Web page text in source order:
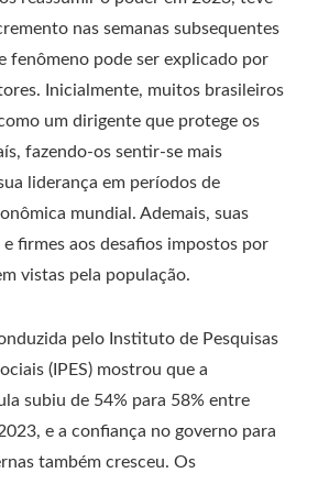
nas semanas subsequentes
fenômeno pode ser explicado por
Inicialmente, muitos brasileiros
um dirigente que protege os
fazendo-os sentir-se mais
liderança em períodos de
mundial. Ademais, suas
e firmes aos desafios impostos por
vistas pela população.
pelo Instituto de Pesquisas
(IPES) mostrou que a
subiu de 54% para 58% entre
e a confiança no governo para
também cresceu. Os